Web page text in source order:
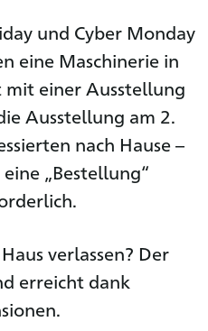
und Cyber Monday
eine Maschinerie in
mit einer Ausstellung
Ausstellung am 2.
nach Hause –
„Bestellung“
verlassen? Der
erreicht dank